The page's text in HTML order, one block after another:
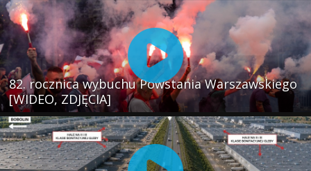
82. rocznica wybuchu Powstania Warszawskiego
[WIDEO, ZDJĘCIA]